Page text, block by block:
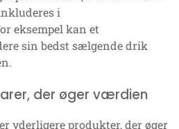
i
eksempel kan et
sin bedst sælgende drik
der øger værdien
yderligere produkter, der øger